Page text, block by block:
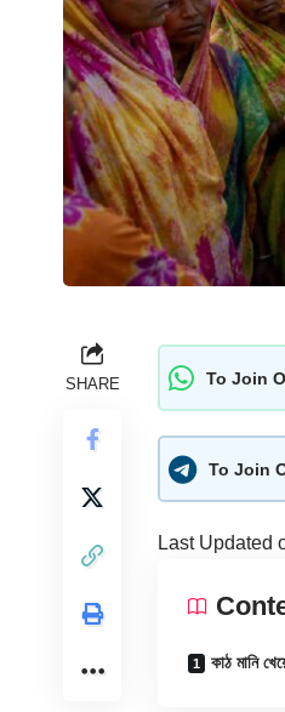
SHARE To Join
To Join
Last Updated
কাঠ মানি